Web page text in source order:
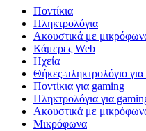
Ποντίκια
Πληκτρολόγια
Ακουστικά με
Κάμερες Web
Ηχεία
Θήκες-πληκτρολόγιο για
Ποντίκια για gaming
Πληκτρολόγια για
Ακουστικά με
Μικρόφωνα